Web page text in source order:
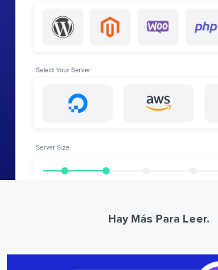
Hay Más Para Leer.